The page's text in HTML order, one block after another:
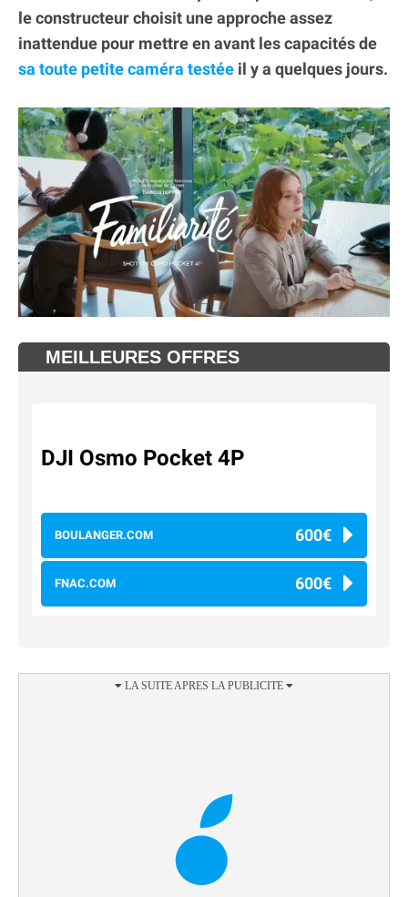
le constructeur choisit une approche assez
inattendue pour mettre en avant les capacités de
sa toute petite caméra testée il y a quelques jours.
MEILLEURES OFFRES
DJI Osmo Pocket 4P
BOULANGER.COM 600€
FNAC.COM 600€